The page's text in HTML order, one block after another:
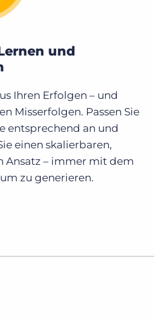
und
Ihren Erfolgen – und
Misserfolgen. Passen Sie
entsprechend an und
einen skalierbaren,
Ansatz – immer mit dem
zu generieren.